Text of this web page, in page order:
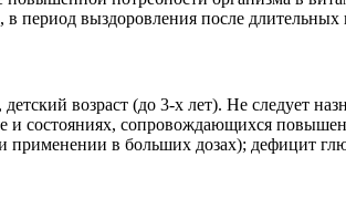
период выздоровления после длительных
возраст (до 3-х лет). Не следует
и состояниях, сопровождающихся
применении в больших дозах); дефицит